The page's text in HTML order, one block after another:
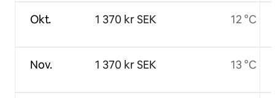
Okt.
Nov.
1 370 kr SEK
1 370 kr SEK
12 °C
13 °C